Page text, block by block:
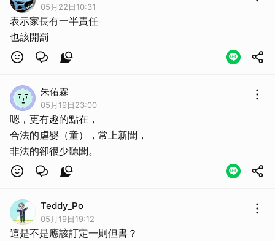
05月22日10:31
表示家長有一半責任
也該開罰
朱佑霖
05月19日23:00
嗯，更有趣的點在，
合法的虐嬰（童），常上新聞，
非法的卻很少聽聞。
Teddy_Po
05月19日19:12
這是不是應該訂定一則但書？